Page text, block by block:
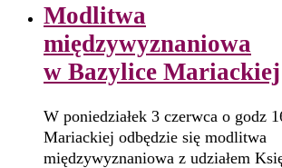
Modlitwa
międzywyznaniowa
w Bazylice Mariackiej
W poniedziałek 3 czerwca o godz
Mariackiej odbędzie się modlitwa
międzywyznaniowa z udziałem